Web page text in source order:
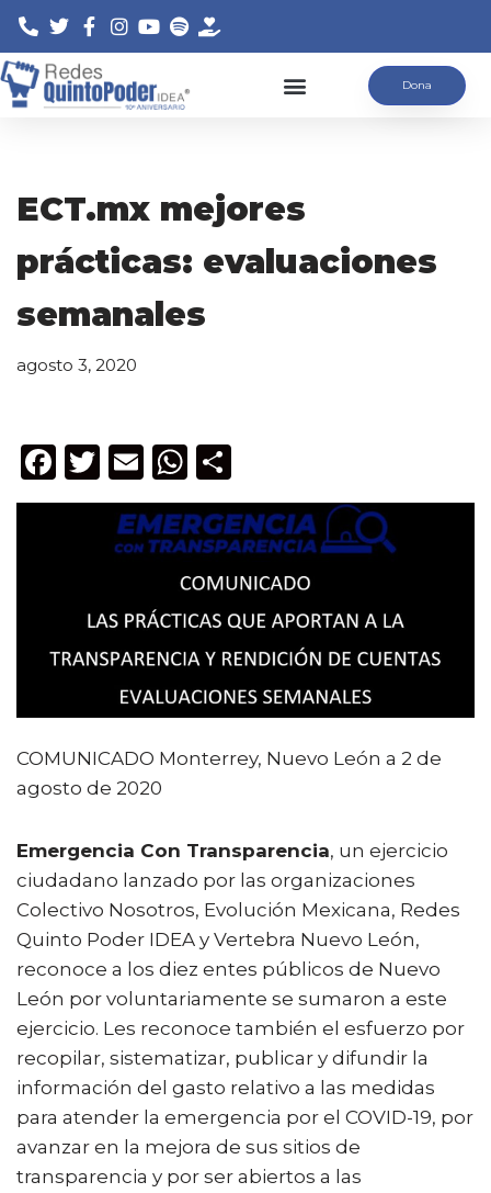
Saltar
al
Dona
ECT.mx mejores
prácticas: evaluaciones
semanales
agosto 3, 2020
F
a
o
k
T
w
it
te
r
E
m
ai
l
W
h
a
ts
A
p
p
o
m
p
ar
ti
r
COMUNICADO Monterrey, Nuevo León a 2 de
agosto de 2020
Emergencia Con Transparencia, un ejercicio
ciudadano lanzado por las organizaciones
Colectivo Nosotros, Evolución Mexicana, Redes
Quinto Poder IDEA y Vertebra Nuevo León,
reconoce a los diez entes públicos de Nuevo
León por voluntariamente se sumaron a este
ejercicio. Les reconoce también el esfuerzo por
recopilar, sistematizar, publicar y difundir la
información del gasto relativo a las medidas
para atender la emergencia por el COVID-19, por
avanzar en la mejora de sus sitios de
transparencia y por ser abiertos a las